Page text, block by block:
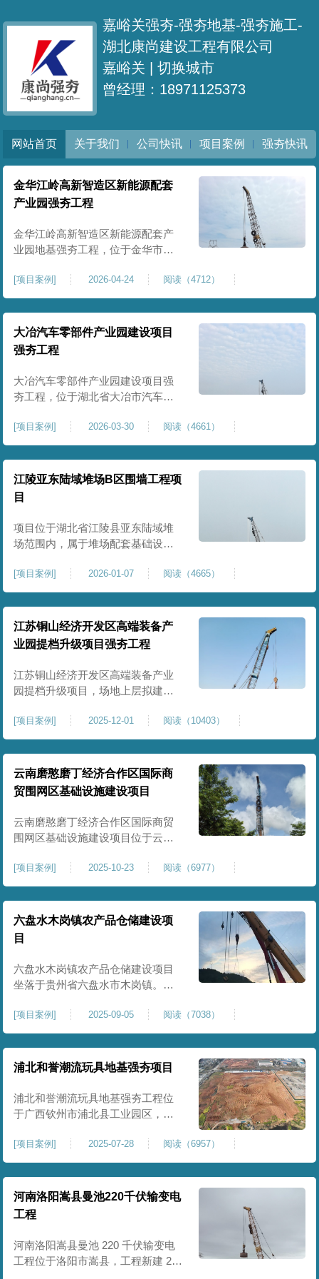
嘉峪关强夯-强夯地基-强夯施工-
湖北康尚建设工程有限公司
嘉峪关 |切换城市
曾经理：18971125373
网站首页 关于我们 公司快讯 项目案例 强夯快讯
金华江岭高新智造区新能源配套
产业园强夯工程
金华江岭高新智造区新能源配套产
业园地基强夯工程，位于金华市江
园区重点基建配套项目。本项目地
基强夯处理总面积40000㎡，施工范
围为新能源配套产业园核心建设地
块。项目场地为园区新建建设用
地，原始场地土质松散、土层固结
不均匀、孔隙较大、地基承载力偏
弱。新能源产业园厂房及配套设施
对
[项目案例] 2026-04-24 阅读（4712）
大冶汽车零部件产业园建设项目
强夯工程
大冶汽车零部件产业园建设项目强
夯工程，位于湖北省大冶市汽车零
业厂房、生产车间及配套附属设施
建设的前置基础性地基处理工程。
项目场地为园区新建工业建设用
地，原始场地土层松散、土质均匀
性较差、土体固结度不足，天然地
基承载力偏低。汽车零部件生产厂
房对地基平整度、整体刚度、沉降
控
[项目案例] 2026-03-30 阅读（4661）
江陵亚东陆域堆场B区围墙工程项
目
项目位于湖北省江陵县亚东陆域堆
场范围内，属于堆场配套基础设施
墙及附属设施建设，是保障场区边
界围护结构稳定、提升场地整体建
设标准的前置关键工程，本项目强
夯处理总面积20000㎡，施工范围为
陆域堆场B区围墙沿线及配套场地。
原场地土层松散、回填不均、固结
程度差，地基承载力较低，且堆
[项目案例] 2026-01-07 阅读（4665）
江苏铜山经济开发区高端装备产
业园提档升级项目强夯工程
江苏铜山经济开发区高端装备产业
园提档升级项目，场地上层拟建厂
施。占地面积约130000㎡.项目采用
强夯工艺对地基进行加固处理，确
保处理后地基承载力特征值
≥100kPa、压实系数≥0.94、压缩模
量≥5MPa，工程实施后将有效提升
场地整体承载力与均匀性，消除不
均匀沉降隐患，为园区高端装备产
业项目
[项目案例] 2025-12-01 阅读（10403）
云南磨憨磨丁经济合作区国际商
贸围网区基础设施建设项目
云南磨憨磨丁经济合作区国际商贸
围网区基础设施建设项目位于云南
商贸、口岸监管、通关查验的重要
基础设施工程。项目建设内容主要
为场地地基处理，处理总面积约 5
万平方米，采用强夯加固施工工
艺，通过全场地强夯提升地基承载
力、消除不均匀沉降，满足围网区
后续建（构）筑物及重型作业场地
使
[项目案例] 2025-10-23 阅读（6977）
六盘水木岗镇农产品仓储建设项
目
六盘水木岗镇农产品仓储建设项目
坐落于贵州省六盘水市木岗镇。场
房、分拣车间、配套附属用房等设
施。项目原始场地为新建建设用
地，土层分布不均、土体松散、天
然固结程度较低，地基整体承载力
筑需长期承受货物堆放荷载，对地
基沉降稳定性、整体密实度要求较
[项目案例] 2025-09-05 阅读（7038）
浦北和誉潮流玩具地基强夯项目
浦北和誉潮流玩具地基强夯工程位
于广西钦州市浦北县工业园区，场
公及生活附属设施。原始场地为新
建园区待开发地块，土体回填不
均、土质松散、固结度不足，场地
承载力与整体均匀性较差，若直接
施工易出现地基不均匀沉降、地面
开裂、墙体变形等质量问题，无法
满足工业厂房长期荷载及规范建设
标
[项目案例] 2025-07-28 阅读（6957）
河南洛阳嵩县曼池220千伏输变电
工程
河南洛阳嵩县曼池 220 千伏输变电
工程位于洛阳市嵩县，工程新建 220